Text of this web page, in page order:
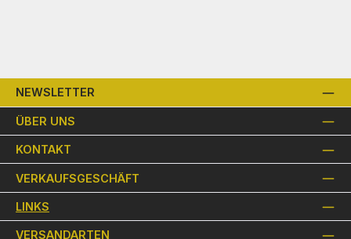
NEWSLETTER
ÜBER UNS
KONTAKT
VERKAUFSGESCHÄFT
LINKS
VERSANDARTEN